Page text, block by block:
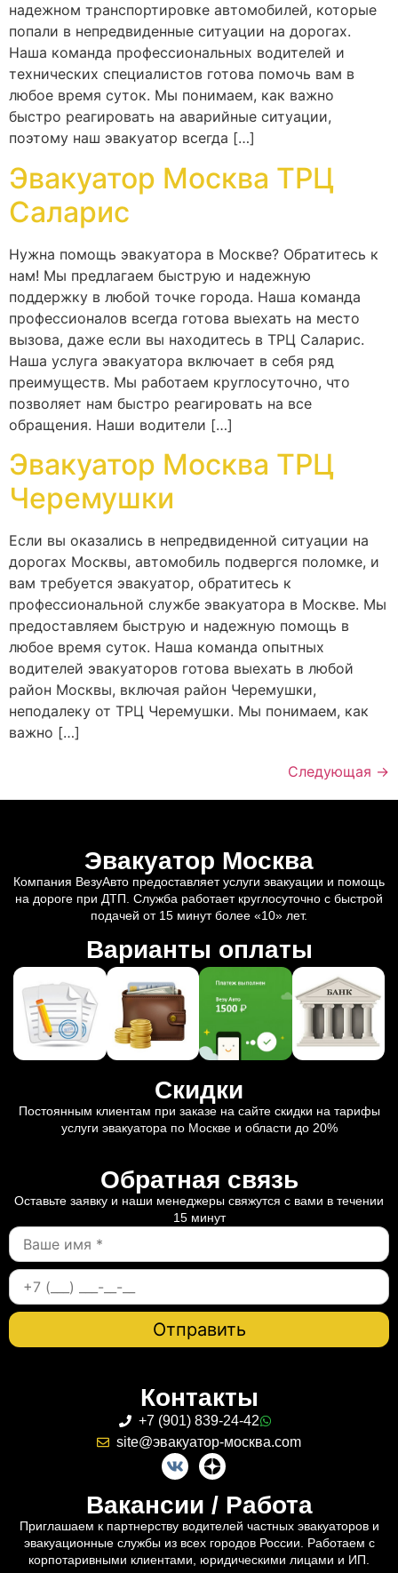
надежном транспортировке автомобилей, которые
попали в непредвиденные ситуации на дорогах.
Наша команда профессиональных водителей и
технических специалистов готова помочь вам в
любое время суток. Мы понимаем, как важно
быстро реагировать на аварийные ситуации,
поэтому наш эвакуатор всегда […]
Эвакуатор Москва ТРЦ
Саларис
Нужна помощь эвакуатора в Москве? Обратитесь к
нам! Мы предлагаем быструю и надежную
поддержку в любой точке города. Наша команда
профессионалов всегда готова выехать на место
вызова, даже если вы находитесь в ТРЦ Саларис.
Наша услуга эвакуатора включает в себя ряд
преимуществ. Мы работаем круглосуточно, что
позволяет нам быстро реагировать на все
обращения. Наши водители […]
Эвакуатор Москва ТРЦ
Черемушки
Если вы оказались в непредвиденной ситуации на
дорогах Москвы, автомобиль подвергся поломке, и
вам требуется эвакуатор, обратитесь к
профессиональной службе эвакуатора в Москве. Мы
предоставляем быструю и надежную помощь в
любое время суток. Наша команда опытных
водителей эвакуаторов готова выехать в любой
район Москвы, включая район Черемушки,
неподалеку от ТРЦ Черемушки. Мы понимаем, как
важно […]
Следующая →
Эвакуатор Москва
Компания ВезуАвто предоставляет услуги эвакуации и помощь
на дороге при ДТП. Служба работает круглосуточно с быстрой
подачей от 15 минут более «10» лет.
Варианты оплаты
Скидки
Постоянным клиентам при заказе на сайте скидки на тарифы
услуги эвакуатора по Москве и области до 20%
Обратная связь
Оставьте заявку и наши менеджеры свяжутся с вами в течении
15 минут
Контакты
+7 (901) 839-24-42
site@эвакуатор-москва.com
Вакансии / Работа
Приглашаем к партнерству водителей частных эвакуаторов и
эвакуационные службы из всех городов России. Работаем с
корпотаривными клиентами, юридическими лицами и ИП.